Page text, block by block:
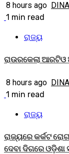
8 hours ago
1 min read
ରାଜ୍ୟ
ରାଉରକେଲା ଆରଟିଓ
8 hours ago
1 min read
ରାଜ୍ୟ
ରାଜ୍ୟରେ କର୍କଟ
ଦେବା ଦିଗରେ ଓଡ଼ିଶା